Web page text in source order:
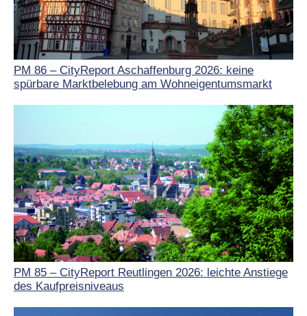
PM 86 – CityReport Aschaffenburg 2026: keine
spürbare Marktbelebung am Wohneigentumsmarkt
PM 85 – CityReport Reutlingen 2026: leichte Anstiege
des Kaufpreisniveaus